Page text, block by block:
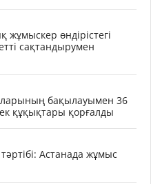
өндірістегі
сақтандырумен
бақылауымен 36
құқықтары қорғалды
Астанада жұмыс